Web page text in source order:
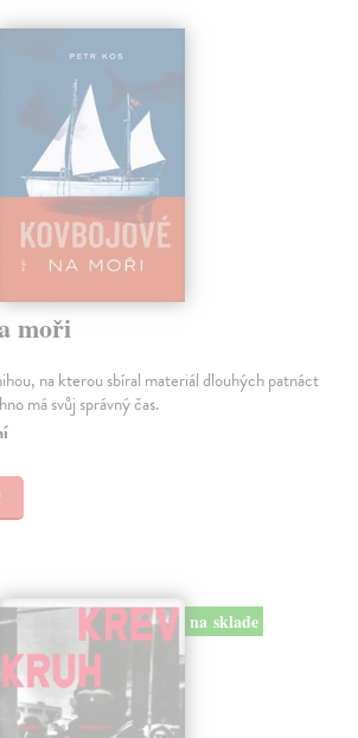
moři
na kterou sbíral materiál dlouhých patnáct
má svůj správný čas.
na sklade